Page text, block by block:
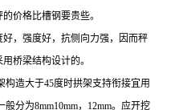
价格比槽钢要贵些。
，强度好，抗侧向力强，因而秤
桥梁结构设计的。
造大于45度时拱架支持衔接宜用
分为8mm10mm，12mm。应开挖